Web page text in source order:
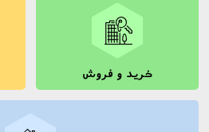
خرید و فروش